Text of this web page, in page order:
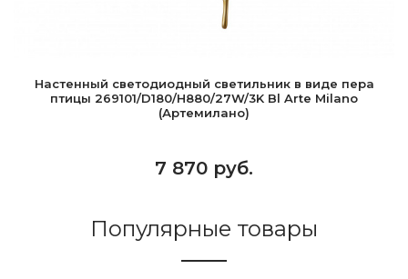
Настенный светодиодный светильник в виде пера
птицы 269101/D180/H880/27W/3K Bl Arte Milano
(Артемилано)
7 870 руб.
Популярные товары